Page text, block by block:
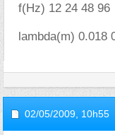
f(Hz) 12 24 48 96
lambda(m) 0.018
02/05/2009, 10h55